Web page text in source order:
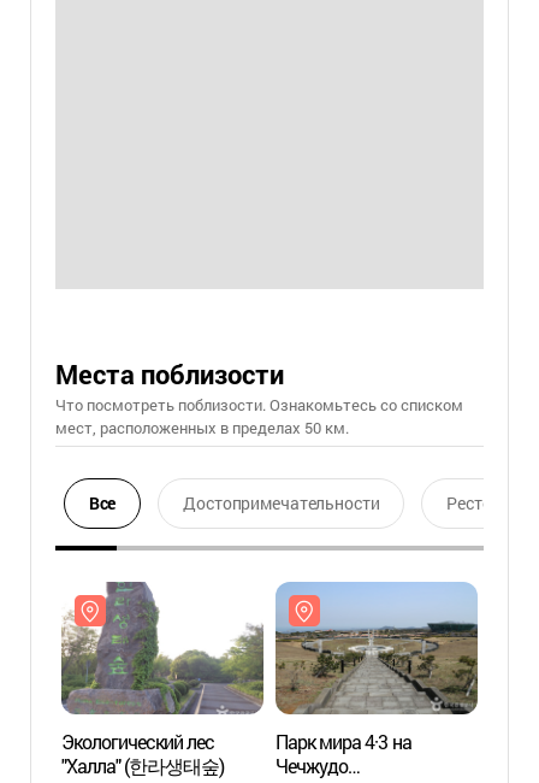
Места поблизости
Что посмотреть поблизости. Ознакомьтесь со списком
мест, расположенных в пределах 50 км.
Все Достопримечательности Ресторан
Экологический лес
"Халла" (한라생태숲)
Парк мира 4·3 на
Чечжудо